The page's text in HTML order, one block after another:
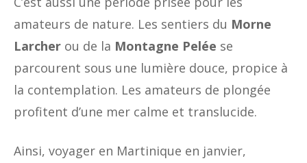
amateurs de nature. Les sentiers du Morne
Larcher ou de la Montagne Pelée se
parcourent sous une lumière douce, propice à
la contemplation. Les amateurs de plongée
profitent d’une mer calme et translucide.
Ainsi, voyager en Martinique en janvier,